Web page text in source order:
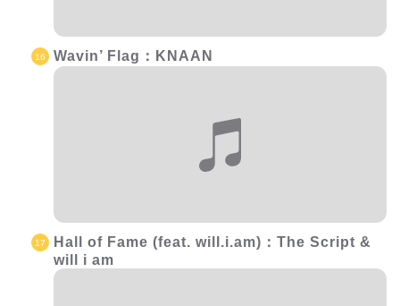
Wavin’ Flag：KNAAN
Hall of Fame (feat. will.i.am)：The Script &
will i am